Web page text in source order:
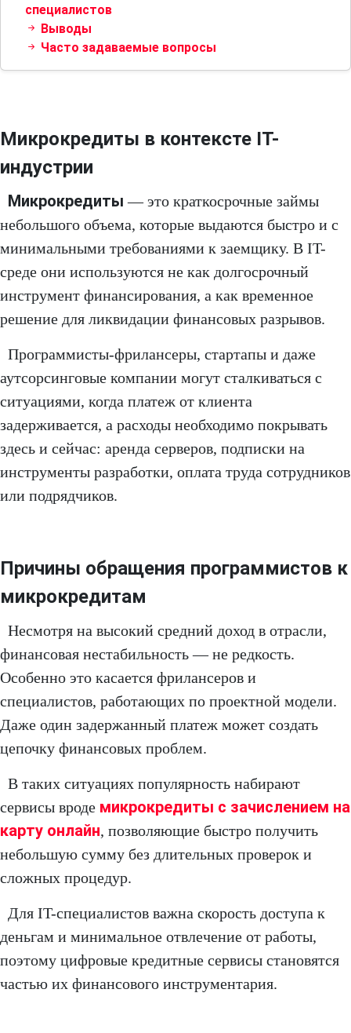
специалистов
Выводы
Часто задаваемые вопросы
Микрокредиты в контексте IT-
индустрии
Микрокредиты — это краткосрочные займы
небольшого объема, которые выдаются быстро и с
минимальными требованиями к заемщику. В IT-
среде они используются не как долгосрочный
инструмент финансирования, а как временное
решение для ликвидации финансовых разрывов.
Программисты-фрилансеры, стартапы и даже
аутсорсинговые компании могут сталкиваться с
ситуациями, когда платеж от клиента
задерживается, а расходы необходимо покрывать
здесь и сейчас: аренда серверов, подписки на
инструменты разработки, оплата труда сотрудников
или подрядчиков.
Причины обращения программистов к
микрокредитам
Несмотря на высокий средний доход в отрасли,
финансовая нестабильность — не редкость.
Особенно это касается фрилансеров и
специалистов, работающих по проектной модели.
Даже один задержанный платеж может создать
цепочку финансовых проблем.
В таких ситуациях популярность набирают
сервисы вроде микрокредиты с зачислением на
карту онлайн, позволяющие быстро получить
небольшую сумму без длительных проверок и
сложных процедур.
Для IT-специалистов важна скорость доступа к
деньгам и минимальное отвлечение от работы,
поэтому цифровые кредитные сервисы становятся
частью их финансового инструментария.